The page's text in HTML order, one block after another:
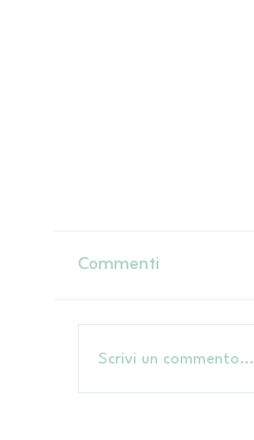
Commenti
Scrivi un commento...